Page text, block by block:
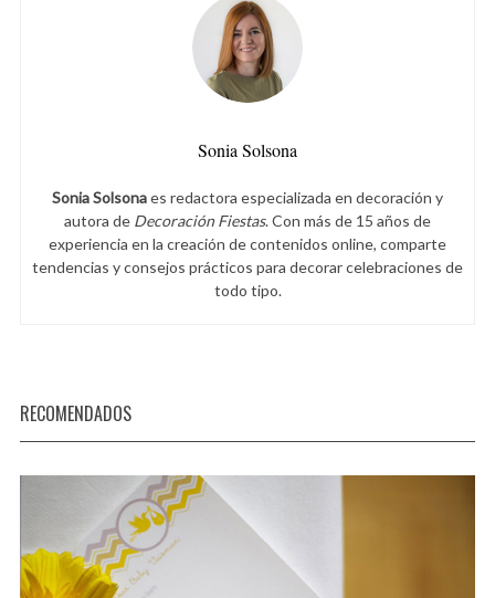
Sonia Solsona
Sonia Solsonaes redactora especializada en decoración y
autora de Decoración Fiestas. Con más de 15 años de
experiencia en la creación de contenidos online, comparte
tendencias y consejos prácticos para decorar celebraciones de
todo tipo.
RECOMENDADOS